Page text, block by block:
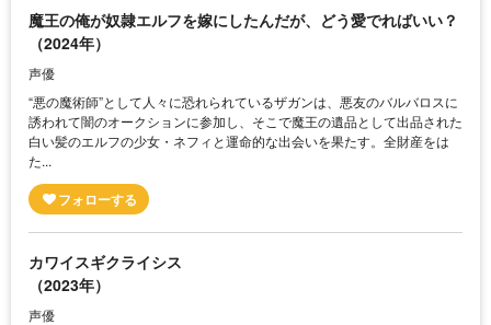
魔王の俺が奴隷エルフを嫁にしたんだが、どう愛でればいい？
（2024年）
声優
“悪の魔術師”として人々に恐れられているザガンは、悪友のバルバロスに
誘われて闇のオークションに参加し、そこで魔王の遺品として出品された
白い髪のエルフの少女・ネフィと運命的な出会いを果たす。全財産をは
た...
カワイスギクライシス
（2023年）
声優